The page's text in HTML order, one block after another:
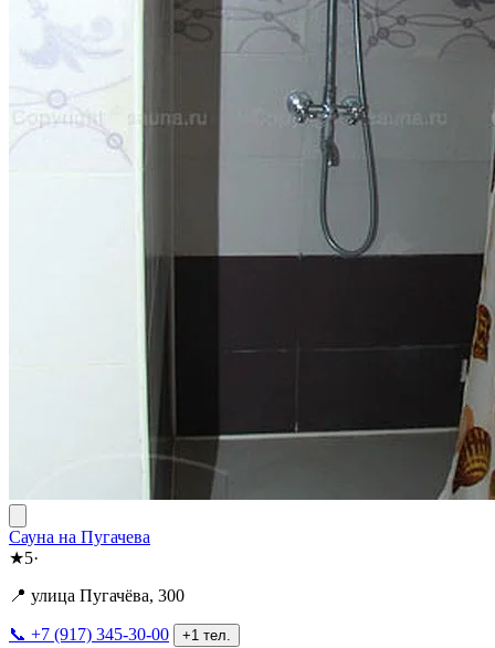
Сауна на Пугачева
★5·
📍 улица Пугачёва, 300
📞 +7 (917) 345-30-00 +1 тел.